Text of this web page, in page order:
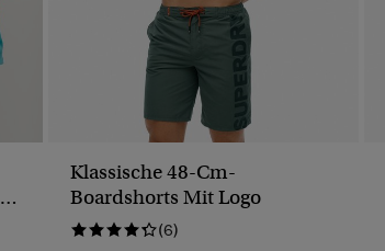
Klassische 48-Cm-
Boardshorts Mit Logo
(6)